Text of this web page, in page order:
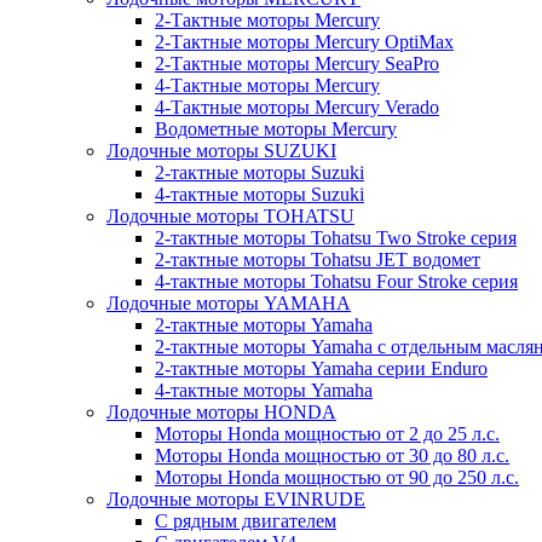
2-Тактные моторы Mercury
2-Тактные моторы Mercury OptiMax
2-Тактные моторы Mercury SeaPro
4-Тактные моторы Mercury
4-Тактные моторы Mercury Verado
Водометные моторы Mercury
Лодочные моторы SUZUKI
2-тактные моторы Suzuki
4-тактные моторы Suzuki
Лодочные моторы TOHATSU
2-тактные моторы Tohatsu Two Stroke серия
2-тактные моторы Tohatsu JET водомет
4-тактные моторы Tohatsu Four Stroke серия
Лодочные моторы YAMAHA
2-тактные моторы Yamaha
2-тактные моторы Yamaha с отдельным
2-тактные моторы Yamaha серии Enduro
4-тактные моторы Yamaha
Лодочные моторы HONDA
Моторы Honda мощностью от 2 до 25 л.с.
Моторы Honda мощностью от 30 до 80 л.с.
Моторы Honda мощностью от 90 до 250 л.с.
Лодочные моторы EVINRUDE
С рядным двигателем